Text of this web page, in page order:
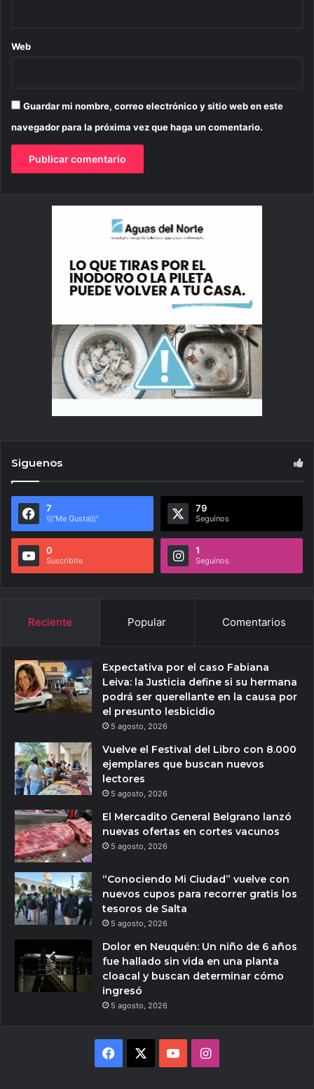
Web
Guardar mi nombre, correo electrónico y sitio web en este
navegador para la próxima vez que haga un comentario.
Siguenos
7
\\\"Me Gusta\\\"
79
Seguínos
0
Suscribite
1
Seguínos
Reciente Popular Comentarios
Expectativa por el caso Fabiana
Leiva: la Justicia define si su hermana
podrá ser querellante en la causa por
el presunto lesbicidio
5 agosto, 2026
Vuelve el Festival del Libro con 8.000
ejemplares que buscan nuevos
lectores
5 agosto, 2026
El Mercadito General Belgrano lanzó
nuevas ofertas en cortes vacunos
5 agosto, 2026
“Conociendo Mi Ciudad” vuelve con
nuevos cupos para recorrer gratis los
tesoros de Salta
5 agosto, 2026
Dolor en Neuquén: Un niño de 6 años
fue hallado sin vida en una planta
cloacal y buscan determinar cómo
ingresó
5 agosto, 2026
Facebook YouTubeInstagram